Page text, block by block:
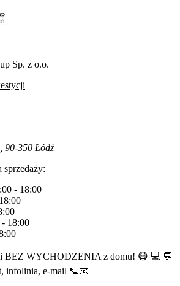
Sp. z o.o.
90-350 Łódź
- 18:00
18:00
- 18:00
BEZ WYCHODZENIA z domu! 😷 💻 💬
infolinia, e-mail 📞📧